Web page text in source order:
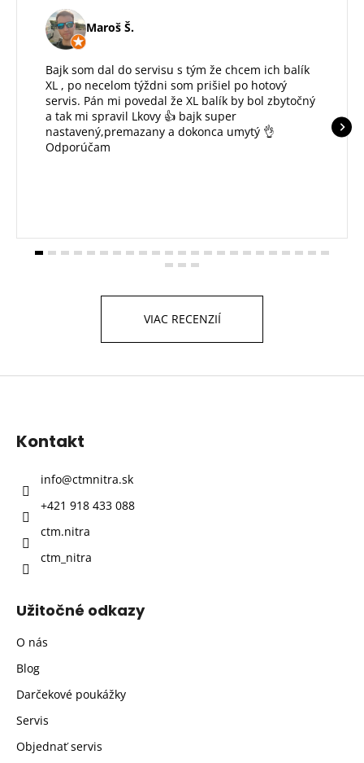
Maroš Š.
Bajk som dal do servisu s tým že chcem ich balík
XL , po necelom týždni som prišiel po hotový
servis. Pán mi povedal že XL balík by bol zbytočný
a tak mi spravil Lkovy 👍 bajk super
nastavený,premazany a dokonca umytý 👌
Odporúčam
VIAC RECENZIÍ
Z
Kontakt
info@ctmnitra.sk
+421 918 433 088
ctm.nitra
ctm_nitra
Užitočné odkazy
O nás
Blog
Darčekové poukážky
Servis
Objednať servis